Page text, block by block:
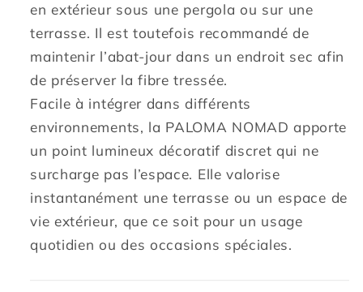
en extérieur sous une pergola ou sur une
terrasse. Il est toutefois recommandé de
maintenir l’abat-jour dans un endroit sec afin
de préserver la fibre tressée.
Facile à intégrer dans différents
environnements, la PALOMA NOMAD apporte
un point lumineux décoratif discret qui ne
surcharge pas l’espace. Elle valorise
instantanément une terrasse ou un espace de
vie extérieur, que ce soit pour un usage
quotidien ou des occasions spéciales.